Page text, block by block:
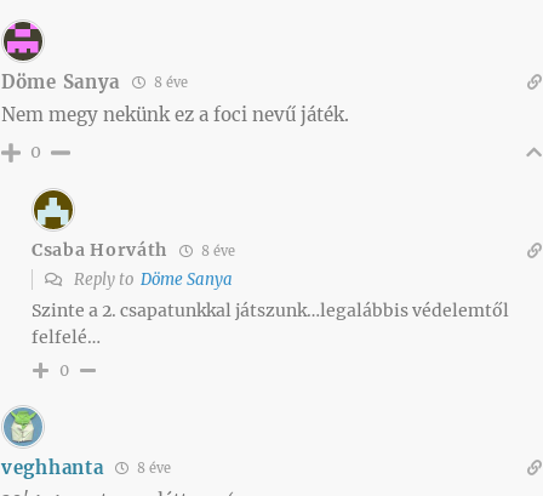
Döme Sanya 8 éve
Nem megy nekünk ez a foci nevű játék.
0
Csaba Horváth 8 éve
Reply to Döme Sanya
Szinte a 2. csapatunkkal játszunk…legalábbis védelemtől
felfelé…
0
veghhanta 8 éve